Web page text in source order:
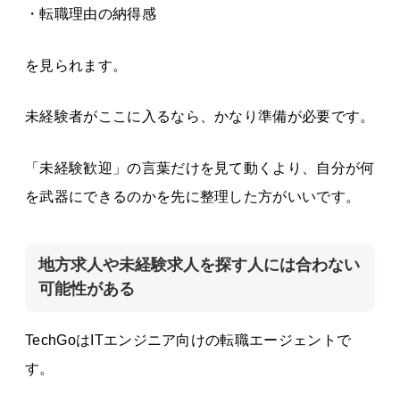
・転職理由の納得感
を見られます。
未経験者がここに入るなら、かなり準備が必要です。
「未経験歓迎」の言葉だけを見て動くより、自分が何
を武器にできるのかを先に整理した方がいいです。
地方求人や未経験求人を探す人には合わない
可能性がある
TechGoはITエンジニア向けの転職エージェントで
す。